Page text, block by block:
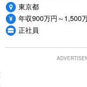
東京都
年収900万円～1,500
正社員